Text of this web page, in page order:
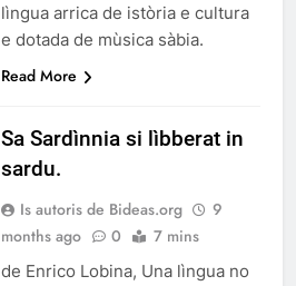
lìngua arrica de istòria e cultura
e dotada de mùsica sàbia.
Read More
Sa Sardìnnia si lìbberat in
sardu.
Is autoris de Bideas.org
9
months ago
0 7 mins
de Enrico Lobina, Una lìngua no